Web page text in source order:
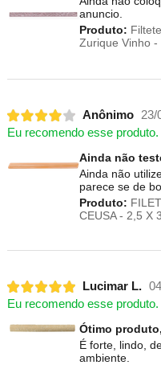
anuncio.
Produto:
Zurique Vinho -
Anônimo 23/
Eu recomendo esse produto.
Ainda não
Ainda não
parece se de
Produto:
CEUSA - 2,5 X
Lucimar L.
Eu recomendo esse produto.
Ótimo
É forte, lindo,
ambiente.